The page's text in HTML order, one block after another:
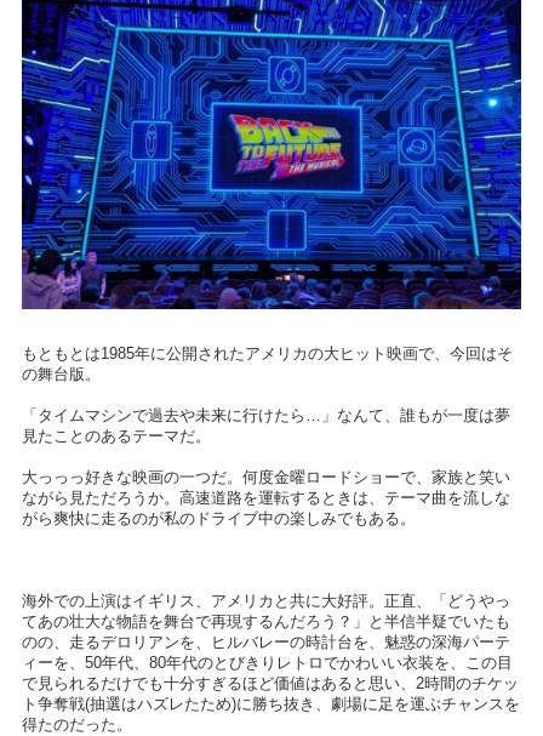
もともとは1985年に公開されたアメリカの大ヒット映画で、今回はそ
の舞台版。
「タイムマシンで過去や未来に行けたら…」なんて、誰もが一度は夢
見たことのあるテーマだ。
大っっっ好きな映画の一つだ。何度金曜ロードショーで、家族と笑い
ながら見ただろうか。高速道路を運転するときは、テーマ曲を流しな
がら爽快に走るのが私のドライブ中の楽しみでもある。
海外での上演はイギリス、アメリカと共に大好評。正直、「どうやっ
てあの壮大な物語を舞台で再現するんだろう？」と半信半疑でいたも
のの、走るデロリアンを、ヒルバレーの時計台を、魅惑の深海パーテ
ィーを、50年代、80年代のとびきりレトロでかわいい衣装を、この目
で見られるだけでも十分すぎるほど価値はあると思い、2時間のチケッ
ト争奪戦(抽選はハズレたため)に勝ち抜き、劇場に足を運ぶチャンスを
得たのだった。